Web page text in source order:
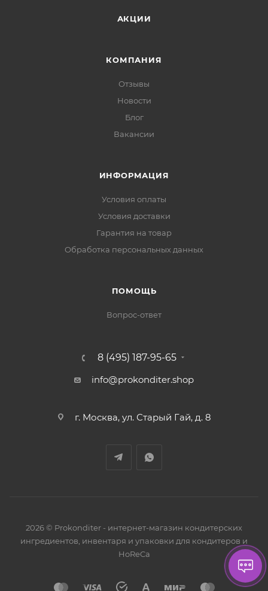
АКЦИИ
КОМПАНИЯ
Отзывы
Новости
Блог
Вакансии
ИНФОРМАЦИЯ
Условия оплаты
Условия доставки
Гарантия на товар
Обработка персональных данных
ПОМОЩЬ
Вопрос-ответ
8 (495) 187-95-65
info@prokonditer.shop
г. Москва, ул. Старый Гай, д. 8
2026 © Prokonditer - интернет-магазин кондитерских
ингредиентов, инвентаря и упаковки для кондитеров и
HoReCa